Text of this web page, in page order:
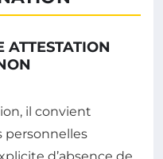
ATTESTATION
il convient
personnelles
d’absence de